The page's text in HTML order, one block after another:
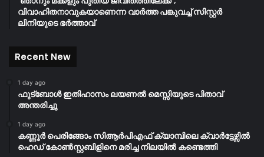
വിവാഹിതനാവുകയാണെന്ന വാർത്ത പങ്കുവച്ച് സിസ്റ്റർ
ലിനിയുടെ ഭർത്താവ്
Recent New
1 day ago
ഫുട്ബോൾ ഇതിഹാസം ലയണൽ മെസ്സിയുടെ പിതാവ്
അന്തരിച്ചു
1 day ago
കണ്ണൂർ പെരിങ്ങോം സിആർപിഎഫ് ക്യാമ്പിലെ ക്വാർട്ടേഴ്സിൽ
ഹെഡ് കോൺസ്റ്റബിളിനെ മരിച്ച നിലയിൽ കണ്ടെത്തി